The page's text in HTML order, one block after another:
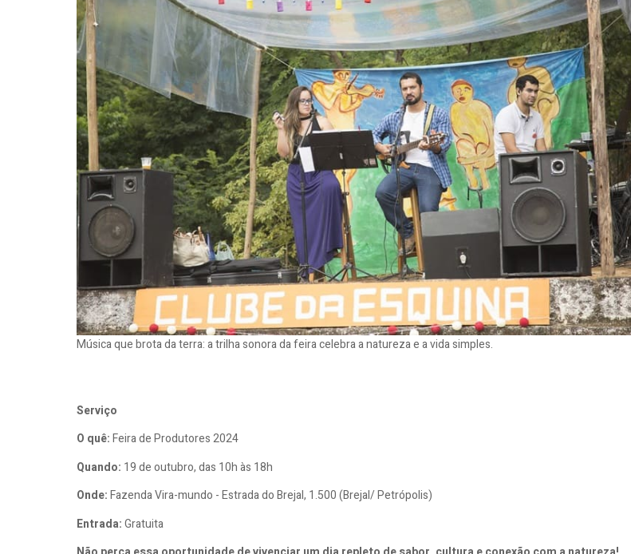
Música que brota da terra: a trilha sonora da feira celebra a natureza e a vida simples.
Serviço
O quê:Feira de Produtores 2024
Quando: 19 de outubro, das 10h às 18h
Onde:Fazenda Vira-mundo - Estrada do Brejal, 1.500 (Brejal/ Petrópolis)
Entrada:Gratuita